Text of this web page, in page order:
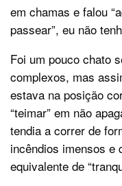
em chamas e falou
passear”, eu não
Foi um pouco chato
complexos, mas
estava na posição
“teimar” em não
tendia a correr de
incêndios imensos e
equivalente de